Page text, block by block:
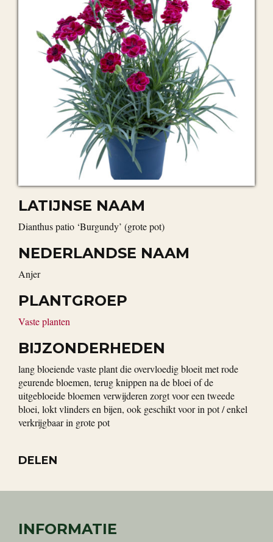
LATIJNSE NAAM
Dianthus patio ‘Burgundy’ (grote pot)
NEDERLANDSE NAAM
anjer
PLANTGROEP
Vaste planten
BIJZONDERHEDEN
lang bloeiende vaste plant die overvloedig bloeit met rode
geurende bloemen, terug knippen na de bloei of de
uitgebloeide bloemen verwijderen zorgt voor een tweede
bloei, lokt vlinders en bijen, ook geschikt voor in pot / enkel
verkrijgbaar in grote pot
DELEN
INFORMATIE